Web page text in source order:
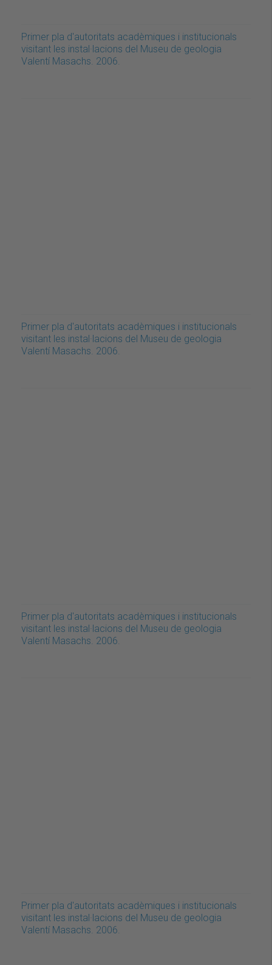
Primer pla d'autoritats acadèmiques i institucionals
visitant les instal·lacions del Museu de geologia
Valentí Masachs. 2006.
Primer pla d'autoritats acadèmiques i institucionals
visitant les instal·lacions del Museu de geologia
Valentí Masachs. 2006.
Primer pla d'autoritats acadèmiques i institucionals
visitant les instal·lacions del Museu de geologia
Valentí Masachs. 2006.
Primer pla d'autoritats acadèmiques i institucionals
visitant les instal·lacions del Museu de geologia
Valentí Masachs. 2006.